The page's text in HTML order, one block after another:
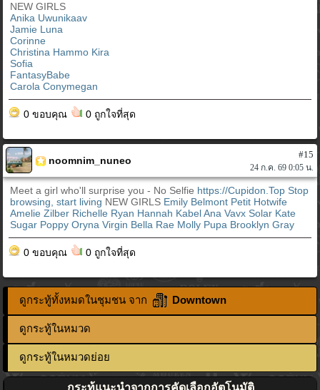
NEW GIRLS
Anika Uwunikaav
Jamie Luna
Corinne
Christina Hammo Kira
Sofia
FantasyBabe
Carola Conymegan
0 ขอบคุณ 0 ถูกใจที่สุด
noomnim_nuneo
#15
24 ก.ค. 69 0:05 น.
Meet a girl who'll surprise you - No Selfie https://Cupidon.Top Stop
browsing, start living NEW GIRLS Emily Belmont Petit Hotwife
Amelie Zilber Richelle Ryan Hannah Kabel Ana Vavx Solar Kate
Sugar Poppy Oryna Virgin Bella Rae Molly Pupa Brooklyn Gray
0 ขอบคุณ 0 ถูกใจที่สุด
ดูกระทู้ทั้งหมดในชุมชน จาก Downtown
ดูกระทู้ในหมวด
ดูกระทู้ในหมวดย่อย
กระทู้แนะนำจากการคัดเลือกอัตโนมัติ